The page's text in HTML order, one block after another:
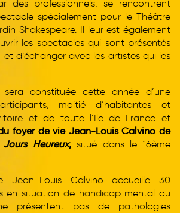
des professionnels, se rencontrent
spécialement pour le Théâtre
Shakespeare. Il leur est également
les spectacles qui sont présentés
d’échanger avec les artistes qui les
sera constituée cette année d’une
moitié d’habitantes et
et de toute l’Ile-de-France et
foyer de vie Jean-Louis Calvino de
Jours Heureux, situé dans le 16ème
Louis Calvino accueille 30
en situation de handicap mental ou
présentent pas de pathologies